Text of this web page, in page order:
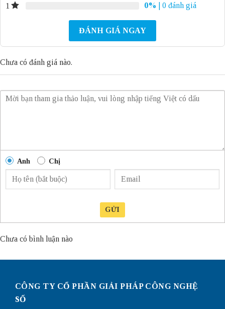
1
0% | 0 đánh giá
ĐÁNH GIÁ NGAY
Chưa có đánh giá nào.
Anh Chị
GỬI
Chưa có bình luận nào
CÔNG TY CỔ PHẦN GIẢI PHÁP CÔNG NGHỆ
SỐ